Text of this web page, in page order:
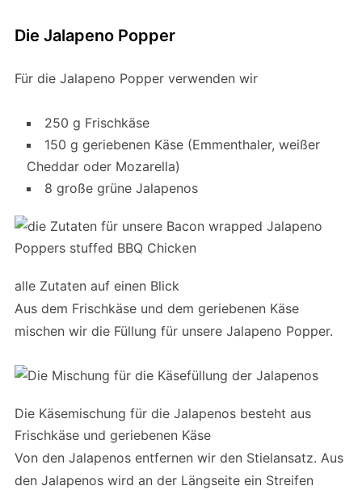
Die Jalapeno Popper
Für die Jalapeno Popper verwenden wir
250 g Frischkäse
150 g geriebenen Käse (Emmenthaler, weißer
Cheddar oder Mozarella)
8 große grüne Jalapenos
alle Zutaten auf einen Blick
Aus dem Frischkäse und dem geriebenen Käse
mischen wir die Füllung für unsere Jalapeno Popper.
Die Käsemischung für die Jalapenos besteht aus
Frischkäse und geriebenen Käse
Von den Jalapenos entfernen wir den Stielansatz. Aus
den Jalapenos wird an der Längseite ein Streifen